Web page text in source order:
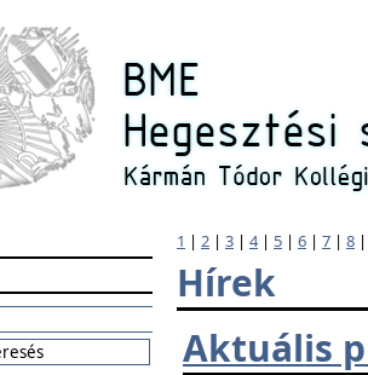
1 | 2 | 3 | 4| 5 | 6 | 7 | 8
Hírek
Aktuális